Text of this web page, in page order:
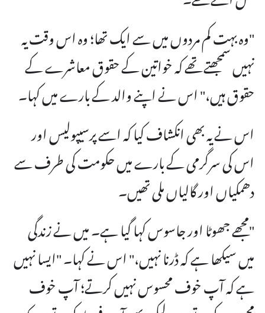
"وہ بہت کم مردوں میں سے ایک تھا؛ وہ اس وقت یہ
نہیں سمجھتے تھے کہ خواتین کے حقوق معاشرے کے
حقوق ہیں،" اس نے اپنے والد کے بارے میں کہا۔
اس نے یہ بھی انکشاف کیا کہ اسے پرسیپولیس اور
اس کی سرگرمی کے بارے میں حکومت کی طرف سے
دھمکیاں اور گالیاں ملی تھیں۔
"مجھے جھوٹا اور جاسوس کہا گیا ہے۔ میں نے زندگی
میں سیکھا ہے کہ ڈرنا نہیں،" اس نے کہا۔ "ایسا نہیں
ہے کہ آپ خوف محسوس نہیں کرتے؛ آپ خوف